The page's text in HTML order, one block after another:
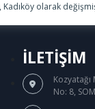
Kadıköy olarak
İLETİŞİM
No: 8,